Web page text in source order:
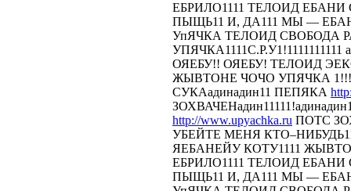
ЕБРИЛО1111 ТЕЛОИД ЕБАНИ
ПЫЩЬ11 И, ДА111 МЫ —
УпЯЧКА ТЕЛОИД СВОБОДА
УПЯЧКА1111С.Р.У1!1111111111
ОЯЕБУ!! ОЯЕБУ! ТЕЛОИД
ЖЫВТОНЕ ЧОЧО УПЯЧКА
СУКАадинадин11 ПЕПЯКА
http://www.upyachka.ru ПОТС
УБЕЙТЕ МЕНЯ
ЯЕБАНЕЙУ КОТУ1111
ЕБРИЛО1111 ТЕЛОИД ЕБАНИ
ПЫЩЬ11 И, ДА111 МЫ —